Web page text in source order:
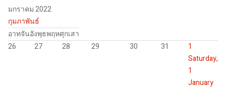
มกราคม 2022
กุมภาพันธ์
อาทจันอังพุธพฤหศุกเสา
26
27 28 29 30 31
1
Saturday,
1
January